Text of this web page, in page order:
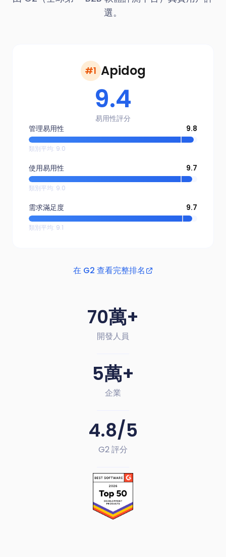
選。
#1 Apidog
9.4
易用性評分
管理易用性
9.8
類別平均: 9.0
使用易用性 9.7
類別平均: 9.0
需求滿足度 9.7
類別平均: 9.1
在 G2 查看完整排名
70萬+
開發人員
5萬+
企業
4.8/5
G2 評分